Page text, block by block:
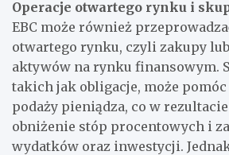
Operacje otwartego rynku i
EBC może również
otwartego rynku, czyli zakupy
aktywów na rynku finansowym.
takich jak obligacje, może
podaży pieniądza, co w
obniżenie stóp procentowych i
wydatków oraz inwestycji.